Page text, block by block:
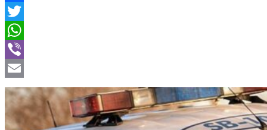
Facebook
Twitter
WhatsApp
Viber
Email